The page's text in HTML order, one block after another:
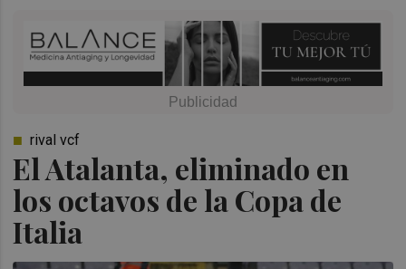
El Atalanta, eliminado en
los octavos de la Copa de
Italia
rival vcf